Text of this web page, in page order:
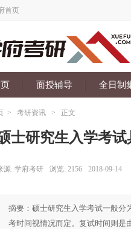
首页
面授辅导 全日制
> 考研资讯 > 正文
士研究生入学考试
源: 学府考研 浏览: 2156 2018-09-14
摘要：硕士研究生入学考试一般分
考时间视情况而定。复试时间则是